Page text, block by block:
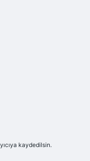
kaydedilsin.